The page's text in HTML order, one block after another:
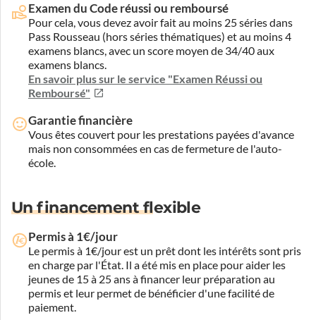
Examen du Code réussi ou remboursé
Pour cela, vous devez avoir fait au moins 25 séries dans
Pass Rousseau (hors séries thématiques) et au moins 4
examens blancs, avec un score moyen de 34/40 aux
examens blancs.
En savoir plus sur le service "Examen Réussi ou
Remboursé"
Garantie financière
Vous êtes couvert pour les prestations payées d'avance
mais non consommées en cas de fermeture de l'auto-
école.
Un financement flexible
Permis à 1€/jour
Le permis à 1€/jour est un prêt dont les intérêts sont pris
en charge par l'État. Il a été mis en place pour aider les
jeunes de 15 à 25 ans à financer leur préparation au
permis et leur permet de bénéficier d'une facilité de
paiement.